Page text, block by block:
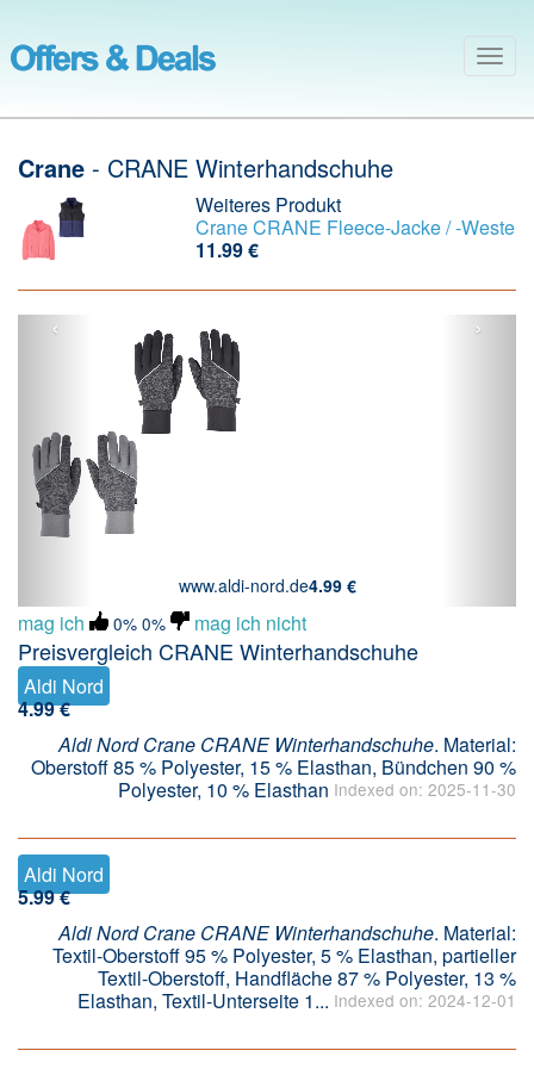
Crane - CRANE Winterhandschuhe
Weiteres Produkt
CraneCRANE Fleece-Jacke / -Weste
11.99 €
www.aldi-nord.de4.99 €
‹ ›
mag ich 0% 0% mag ich nicht
Preisvergleich CRANE Winterhandschuhe
Aldi Nord
4.99 €
Aldi Nord Crane CRANE Winterhandschuhe. Material:
Oberstoff 85 % Polyester, 15 % Elasthan, Bündchen 90 %
Polyester, 10 % Elasthan Indexed on: 2025-11-30
Aldi Nord
5.99 €
Aldi Nord Crane CRANE Winterhandschuhe. Material:
Textil-Oberstoff 95 % Polyester, 5 % Elasthan, partieller
Textil-Oberstoff, Handfläche 87 % Polyester, 13 %
Elasthan, Textil-Unterseite 1... Indexed on: 2024-12-01